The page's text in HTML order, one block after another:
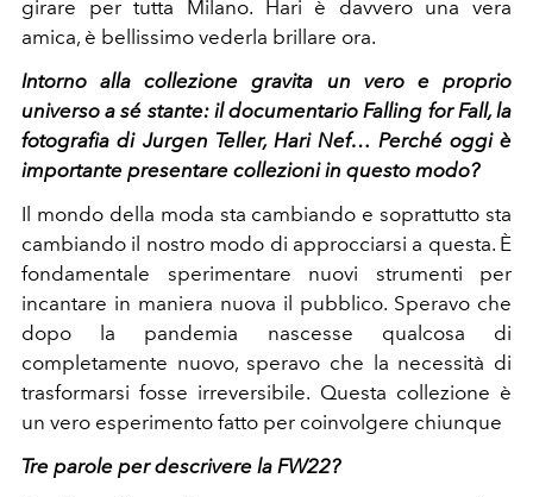
girare per tutta Milano. Hari è davvero una vera
amica, è bellissimo vederla brillare ora.
Intorno alla collezione gravita un vero e proprio
universo a sé stante: il documentarioFalling for Fall, la
fotografia di Jurgen Teller, Hari Nef… Perché oggi è
importante presentare collezioni in questo modo?
Il mondo della moda sta cambiando e soprattutto sta
cambiando il nostro modo di approcciarsi a questa. È
fondamentale sperimentare nuovi strumenti per
incantare in maniera nuova il pubblico. Speravo che
dopo la pandemia nascesse qualcosa di
completamente nuovo, speravo che la necessità di
trasformarsi fosse irreversibile. Questa collezione è
un vero esperimento fatto per coinvolgere chiunque
Tre parole per descrivere la FW22?